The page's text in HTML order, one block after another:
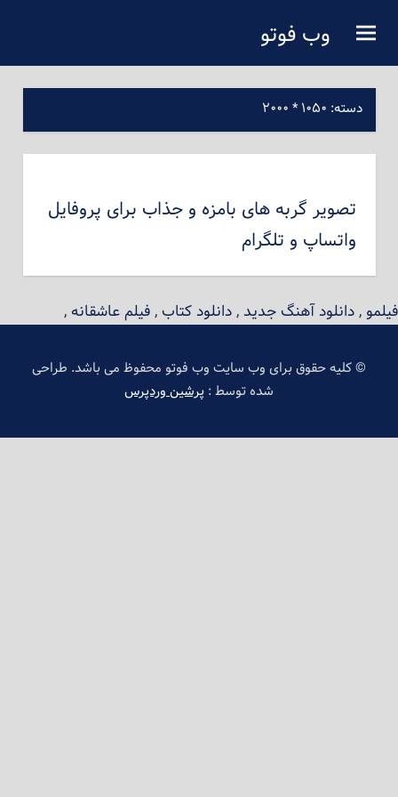
محتوای
اصلی
وب فوتو
دسته: ۱۰۵۰ * ۲۰۰۰
تصویر گربه های بامزه و جذاب برای پروفایل
واتساپ و تلگرام
فیلمو ,دانلود آهنگ جدید ,دانلود کتاب,فیلم عاشقانه ,
© کلیه حقوق برای وب سایت وب فوتو محفوظ می باشد. طراحی
شده توسط : پرشین وردپرس